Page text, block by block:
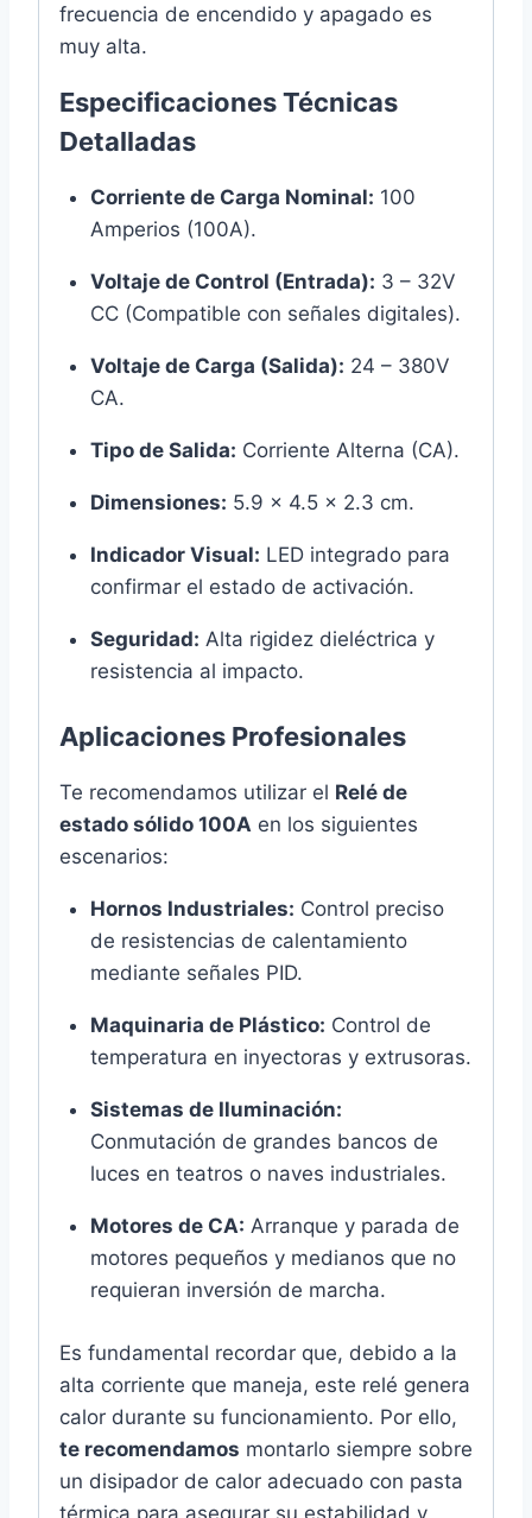
frecuencia de encendido y apagado es
muy alta.
Especificaciones Técnicas
Detalladas
Corriente de Carga Nominal: 100
Amperios (100A).
Voltaje de Control (Entrada): 3 – 32V
CC (Compatible con señales digitales).
Voltaje de Carga (Salida): 24 – 380V
CA.
Tipo de Salida: Corriente Alterna (CA).
Dimensiones: 5.9 x 4.5 x 2.3 cm.
Indicador Visual: LED integrado para
confirmar el estado de activación.
Seguridad: Alta rigidez dieléctrica y
resistencia al impacto.
Aplicaciones Profesionales
Te recomendamos utilizar el Relé de
estado sólido 100A en los siguientes
escenarios:
Hornos Industriales: Control preciso
de resistencias de calentamiento
mediante señales PID.
Maquinaria de Plástico: Control de
temperatura en inyectoras y extrusoras.
Sistemas de Iluminación:
Conmutación de grandes bancos de
luces en teatros o naves industriales.
Motores de CA: Arranque y parada de
motores pequeños y medianos que no
requieran inversión de marcha.
Es fundamental recordar que, debido a la
alta corriente que maneja, este relé genera
calor durante su funcionamiento. Por ello,
te recomendamos montarlo siempre sobre
un disipador de calor adecuado con pasta
térmica para asegurar su estabilidad y